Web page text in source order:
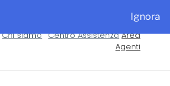
Ignora
Chi siamo Centro Assistenza Area
Agenti